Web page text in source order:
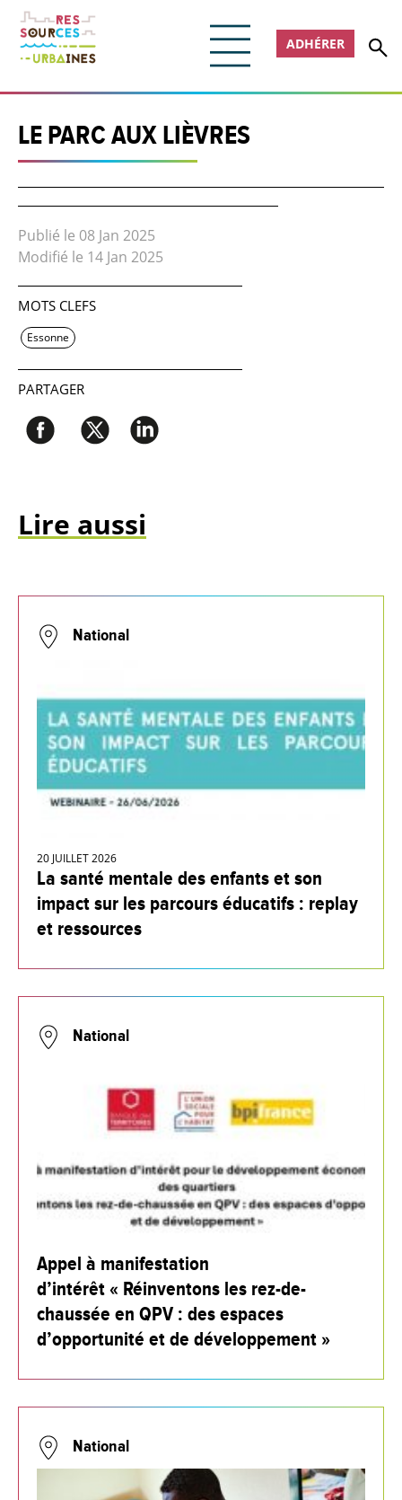
ADHÉRER
LE PARC AUX LIÈVRES
Publié le 08 Jan 2025
Modifié le 14 Jan 2025
MOTS CLEFS
Essonne
PARTAGER
Lire aussi
National
20 JUILLET 2026
La santé mentale des enfants et son
impact sur les parcours éducatifs : replay
et ressources
National
Appel à manifestation
d’intérêt « Réinventons les rez-de-
chaussée en QPV : des espaces
d’opportunité et de développement »
National